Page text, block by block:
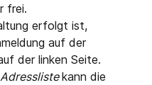
frei.
erfolgt ist,
auf der
der linken Seite.
Adresslistekann die